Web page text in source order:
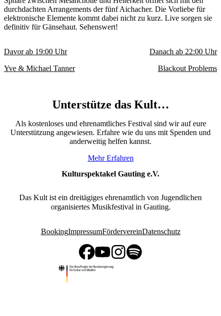
durchdachten Arrangements der fünf Aichacher. Die Vorliebe für
elektronische Elemente kommt dabei nicht zu kurz. Live sorgen sie
definitiv für Gänsehaut. Sehenswert!
Davor ab 19:00 Uhr
Yve & Michael Tanner
Danach ab 22:00 Uhr
Blackout Problems
Unterstütze das Kult…
Als kostenloses und ehrenamtliches Festival sind wir auf eure
Unterstützung angewiesen. Erfahre wie du uns mit Spenden und
anderweitig helfen kannst.
Mehr Erfahren
Kulturspektakel Gauting e.V.
Das Kult ist ein dreitägiges ehrenamtlich von Jugendlichen
organisiertes Musikfestival in Gauting.
BookingImpressumFördervereinDatenschutz